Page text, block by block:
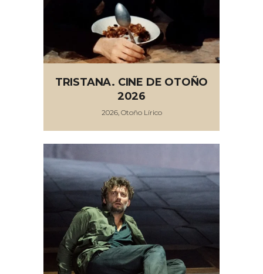
TRISTANA. CINE DE OTOÑO
2026
2026, Otoño Lírico